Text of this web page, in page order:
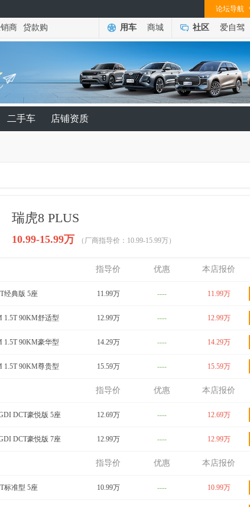
论坛导航
商 贷款购 用车 商城 社区 爱自驾
二手车 店铺资质
瑞虎8 PLUS
10.99-15.99万 （厂商指导价：10.99-15.99万）
指导价 优惠 本店报价
经典版 5座 11.99万 ---- 11.99万
1.5T 90KM舒适型 12.99万 ---- 12.99万
1.5T 90KM豪华型 14.29万 ---- 14.29万
1.5T 90KM尊贵型 15.59万 ---- 15.59万
指导价 优惠 本店报价
DCT豪悦版 5座 12.69万 ---- 12.69万
DCT豪悦版 7座 12.99万 ---- 12.99万
指导价 优惠 本店报价
标准型 5座 10.99万 ---- 10.99万